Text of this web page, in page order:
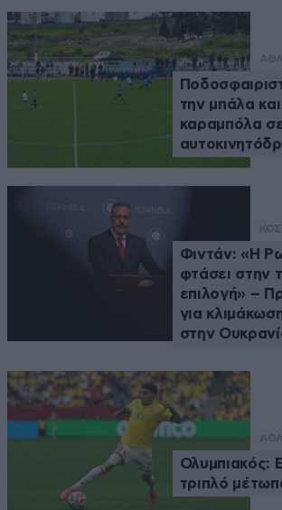
την μπάλα
καραμπόλα
Φιντάν: «Η
φτάσει στην
επιλογή» –
για
στην
Ολυμπιακός:
τριπλό